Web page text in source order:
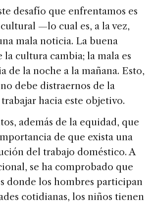
desafío que enfrentamos es
—lo cual es, a la vez,
mala noticia. La buena
la cultura cambia; la mala es
de la noche a la mañana. Esto,
debe distraernos de la
hacia este objetivo.
además de la equidad, que
de que exista una
del trabajo doméstico. A
se ha comprobado que
donde los hombres participan
cotidianas, los niños tienen